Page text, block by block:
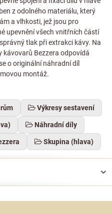
z odolného materiálu, který
a vlhkosti, jež jsou pro
upevnění všech vnitřních částí
tlak při extrakci kávy. Na
kávovarů Bezzera odpovídá
o originální náhradní díl
montáž.
Výkresy sestavení
Náhradní díly
Skupina (hlava)